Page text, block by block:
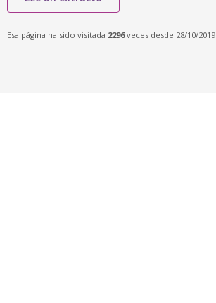
Esa página ha sido visitada 2296veces desde 28/10/2019